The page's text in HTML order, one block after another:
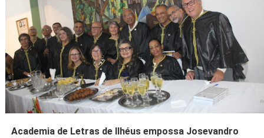
Academia de Letras de Ilhéus empossa Josevandro